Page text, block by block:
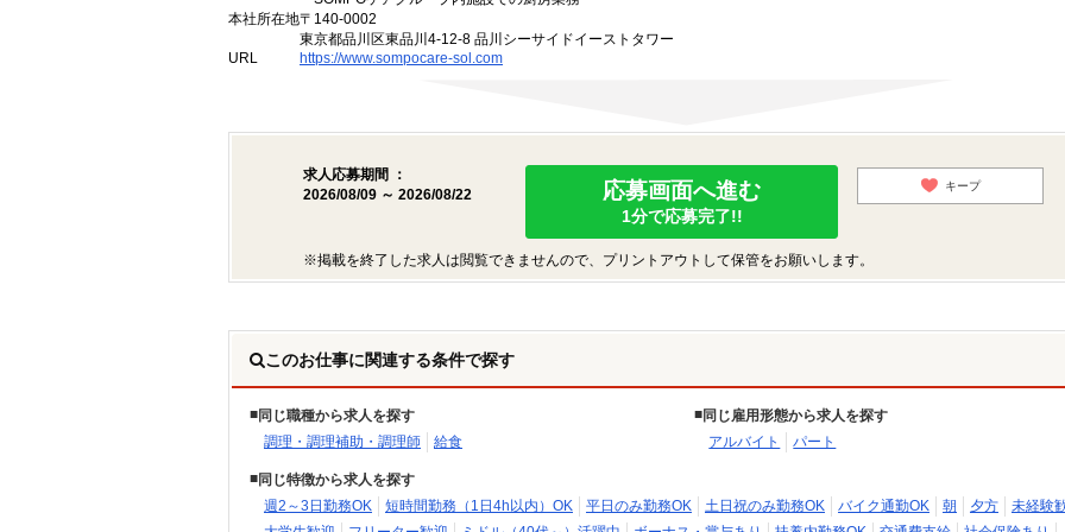
本社所在地〒140-0002
東京都品川区東品川4-12-8 品川シーサイドイーストタワー
URL
https://www.sompocare-sol.com
求人応募期間 ：
2026/08/09 ～ 2026/08/22
応募画面へ進む
1分で応募完了!!
キープ
※掲載を終了した求人は閲覧できませんので、プリントアウトして保管をお願いします。
このお仕事に関連する条件で探す
同じ職種から求人を探す
調理・調理補助・調理師
給食
同じ雇用形態から求人を探す
アルバイト
パート
同じ特徴から求人を探す
週2～3日勤務OK
短時間勤務（1日4h以内）OK 平日のみ勤務OK 土日祝のみ勤務OK バイク通勤OK 朝 夕方
未経験